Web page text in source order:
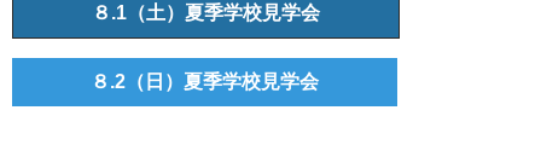
８.1（土）夏季学校見学会
８.2（日）夏季学校見学会